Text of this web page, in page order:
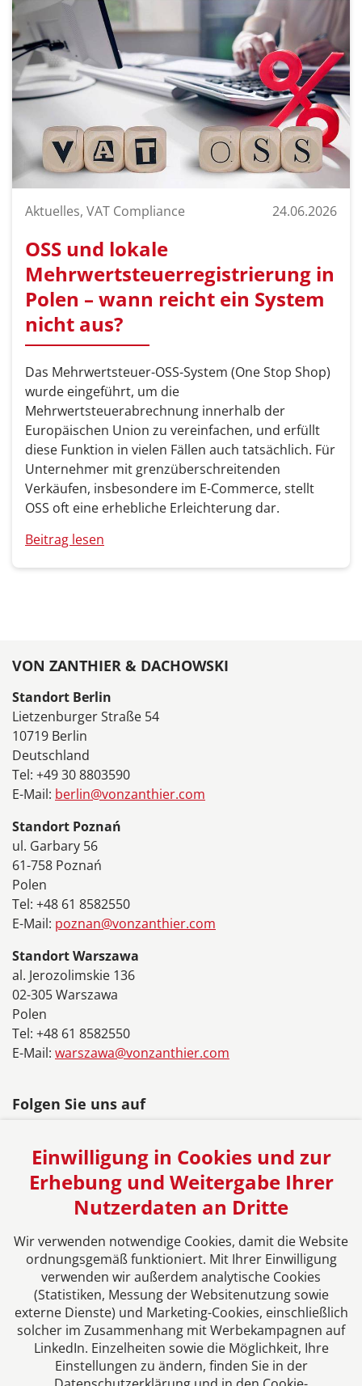
Aktuelles, VAT Compliance 24.06.2026
OSS und lokale
Mehrwertsteuerregistrierung in
Polen – wann reicht ein System
nicht aus?
Das Mehrwertsteuer-OSS-System (One Stop Shop)
wurde eingeführt, um die
Mehrwertsteuerabrechnung innerhalb der
Europäischen Union zu vereinfachen, und erfüllt
diese Funktion in vielen Fällen auch tatsächlich. Für
Unternehmer mit grenzüberschreitenden
Verkäufen, insbesondere im E-Commerce, stellt
OSS oft eine erhebliche Erleichterung dar.
Beitrag lesen
VON ZANTHIER & DACHOWSKI
Standort Berlin
Lietzenburger Straße 54
10719 Berlin
Deutschland
Tel: +49 30 8803590
E-Mail: berlin@vonzanthier.com
Standort Poznań
ul. Garbary 56
61-758 Poznań
Polen
Tel: +48 61 8582550
E-Mail: poznan@vonzanthier.com
Standort Warszawa
al. Jerozolimskie 136
02-305 Warszawa
Polen
Tel: +48 61 8582550
E-Mail: warszawa@vonzanthier.com
Folgen Sie uns auf
Das europäische Kanzlei-Netzwerk
Einwilligung in Cookies und zur
Erhebung und Weitergabe Ihrer
Nutzerdaten an Dritte
Wir verwenden notwendige Cookies, damit die Website
ordnungsgemäß funktioniert. Mit Ihrer Einwilligung
verwenden wir außerdem analytische Cookies
(Statistiken, Messung der Websitenutzung sowie
externe Dienste) und Marketing-Cookies, einschließlich
solcher im Zusammenhang mit Werbekampagnen auf
LinkedIn. Einzelheiten sowie die Möglichkeit, Ihre
Einstellungen zu ändern, finden Sie in der